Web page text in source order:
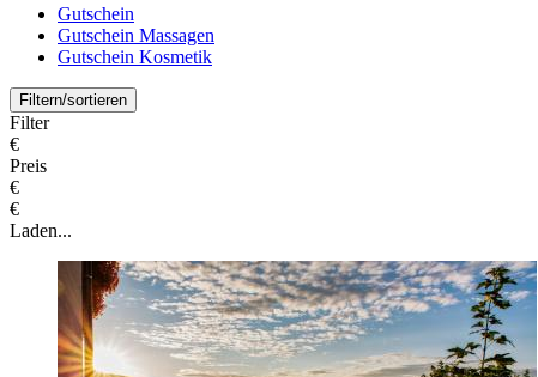
Gutschein
Gutschein Massagen
Gutschein Kosmetik
Filtern/sortieren
Filter
€
Preis
€
€
Laden...